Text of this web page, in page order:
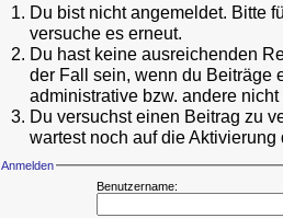
Du bist nicht angemeldet. Bitte
versuche es erneut.
Du hast keine ausreichenden
der Fall sein, wenn du Beiträge
administrative bzw. andere
Du versuchst einen Beitrag zu
wartest noch auf die
Anmelden
Benutzername: